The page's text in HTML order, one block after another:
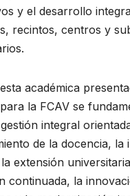
y el desarrollo
recintos, centros y
académica
la FCAV se
integral
de la docencia, la
extensión
continuada, la